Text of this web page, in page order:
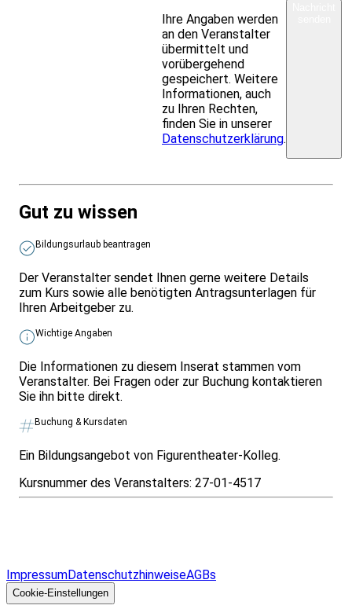
Ihre Angaben werden
an den Veranstalter
übermittelt und
vorübergehend
gespeichert. Weitere
Informationen, auch
zu Ihren Rechten,
finden Sie in unserer
Datenschutzerklärung.
Gut zu wissen
Bildungsurlaub beantragen
Der Veranstalter sendet Ihnen gerne weitere Details
zum Kurs sowie alle benötigten Antragsunterlagen für
Ihren Arbeitgeber zu.
Wichtige Angaben
Die Informationen zu diesem Inserat stammen vom
Veranstalter. Bei Fragen oder zur Buchung kontaktieren
Sie ihn bitte direkt.
Buchung & Kursdaten
Ein Bildungsangebot von Figurentheater-Kolleg.
Kursnummer des Veranstalters: 27-01-4517
ImpressumDatenschutzhinweiseAGBs
Cookie-Einstellungen